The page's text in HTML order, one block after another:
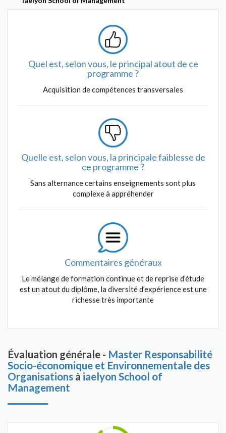
Quel est, selon vous, le principal atout de ce
programme ?
Acquisition de compétences transversales
Quelle est, selon vous, la principale faiblesse de
ce programme ?
Sans alternance certains enseignements sont plus
complexe à appréhender
Commentaires généraux
Le mélange de formation continue et de reprise d’étude
est un atout du diplôme, la diversité d’expérience est une
richesse très importante
Évaluation générale - Master Responsabilité
Socio-économique et Environnementale des
Organisations à iaelyon School of
Management